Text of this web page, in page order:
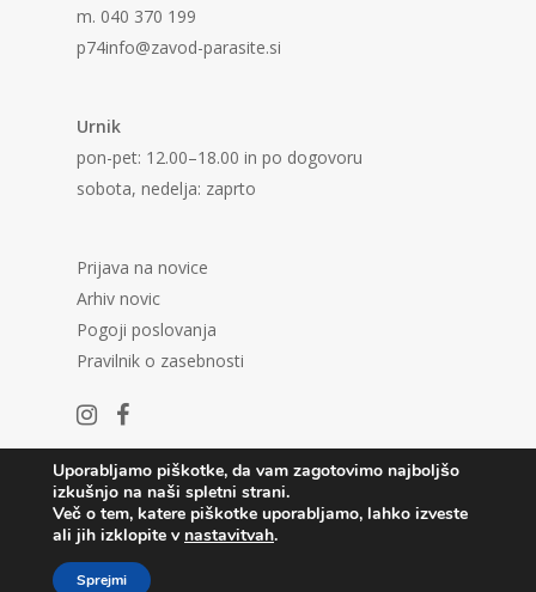
m. 040 370 199
p74info@zavod-parasite.si
Urnik
pon-pet: 12.00–18.00 in po dogovoru
sobota, nedelja: zaprto
Prijava na novice
Arhiv novic
Pogoji poslovanja
Pravilnik o zasebnosti
Uporabljamo piškotke, da vam zagotovimo najboljšo
izkušnjo na naši spletni strani.
Več o tem, katere piškotke uporabljamo, lahko izveste
ali jih izklopite v nastavitvah.
Sprejmi